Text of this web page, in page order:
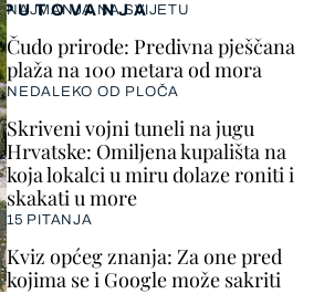
PUTOVANJA
NAJMANJA NA SVIJETU
Čudo prirode: Predivna pješčana
plaža na 100 metara od mora
NEDALEKO OD PLOČA
Skriveni vojni tuneli na jugu
Hrvatske: Omiljena kupališta na
koja lokalci u miru dolaze roniti i
skakati u more
15 PITANJA
Kviz općeg znanja: Za one pred
kojima se i Google može sakriti